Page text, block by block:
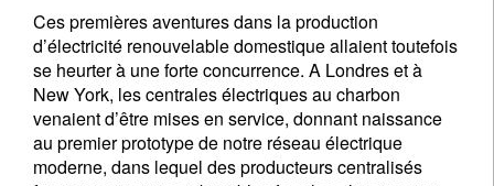
Ces premières aventures dans la production
d’électricité renouvelable domestique allaient toutefois
se heurter à une forte concurrence. A Londres et à
New York, les centrales électriques au charbon
venaient d’être mises en service, donnant naissance
au premier prototype de notre réseau électrique
moderne, dans lequel des producteurs centralisés